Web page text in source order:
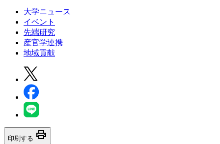
大学ニュース
イベント
先端研究
産官学連携
地域貢献
印刷する print